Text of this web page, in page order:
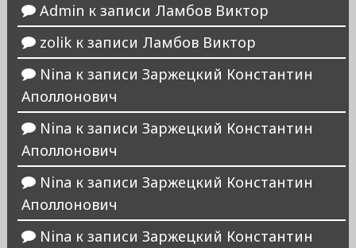
Admin к записи Ламбов Виктор
zolikк записи Ламбов Виктор
Nina к записи Заржецкий Константин
Аполлонович
Nina к записи Заржецкий Константин
Аполлонович
Nina к записи Заржецкий Константин
Аполлонович
Nina к записи Заржецкий Константин